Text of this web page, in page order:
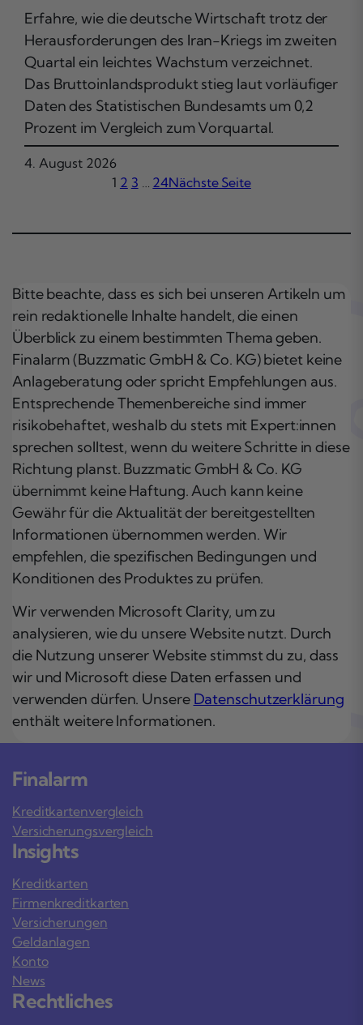
Erfahre, wie die deutsche Wirtschaft trotz der
Herausforderungen des Iran-Kriegs im zweiten
Quartal ein leichtes Wachstum verzeichnet.
Das Bruttoinlandsprodukt stieg laut vorläufiger
Daten des Statistischen Bundesamts um 0,2
Prozent im Vergleich zum Vorquartal.
4. August 2026
1 2 3 24Nächste Seite
Bitte beachte, dass es sich bei unseren Artikeln um
rein redaktionelle Inhalte handelt, die einen
Überblick zu einem bestimmten Thema geben.
Finalarm (Buzzmatic GmbH & Co. KG) bietet keine
Anlageberatung oder spricht Empfehlungen aus.
Entsprechende Themenbereiche sind immer
risikobehaftet, weshalb du stets mit Expert:innen
sprechen solltest, wenn du weitere Schritte in diese
Richtung planst. Buzzmatic GmbH & Co. KG
übernimmt keine Haftung. Auch kann keine
Gewähr für die Aktualität der bereitgestellten
Informationen übernommen werden. Wir
empfehlen, die spezifischen Bedingungen und
Konditionen des Produktes zu prüfen.
Wir verwenden Microsoft Clarity, um zu
analysieren, wie du unsere Website nutzt. Durch
die Nutzung unserer Website stimmst du zu, dass
wir und Microsoft diese Daten erfassen und
verwenden dürfen. Unsere Datenschutzerklärung
enthält weitere Informationen.
Finalarm
Kreditkartenvergleich
Versicherungsvergleich
Insights
Kreditkarten
Firmenkreditkarten
Versicherungen
Geldanlagen
Konto
News
Rechtliches